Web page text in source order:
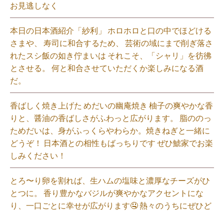
お見逃しなく⁡
本日の日本酒紹介「紗利」 ホロホロと口の中でほどける
さまや、 寿司に和合するため、 芸術の域にまで削ぎ落さ
れたスシ飯の如き佇まいは それこそ、「シャリ」を彷彿
とさせる。 何と和合させていただくか楽しみになる酒
だ。⁡
香ばしく焼き上げた めだいの幽庵焼き 柚子の爽やかな香
りと、醤油の香ばしさがふわっと広がります。 脂ののっ
ためだいは、身がふっくらやわらか。焼きねぎと一緒に
どうぞ！ 日本酒との相性もばっちりです ぜひ鯱家でお楽
しみください！⁡
とろ〜り卵を割れば、生ハムの塩味と濃厚なチーズがひ
とつに。 香り豊かなバジルが爽やかなアクセントにな
り、一口ごとに幸せが広がります🤤 熱々のうちにぜひど